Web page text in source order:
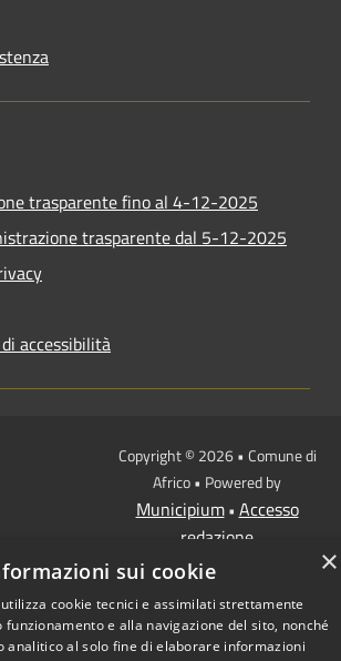
trasparente fino al 4-12-2025
trasparente dal 5-12-2025
accessibilità
Copyright © 2026 • Comune di
Africo • Powered by
Municipium• Accesso
redazione
×
sui cookie
cookie tecnici e assimilati strettamente
e alla navigazione del sito, nonché
analitico al solo fine di elaborare informazioni